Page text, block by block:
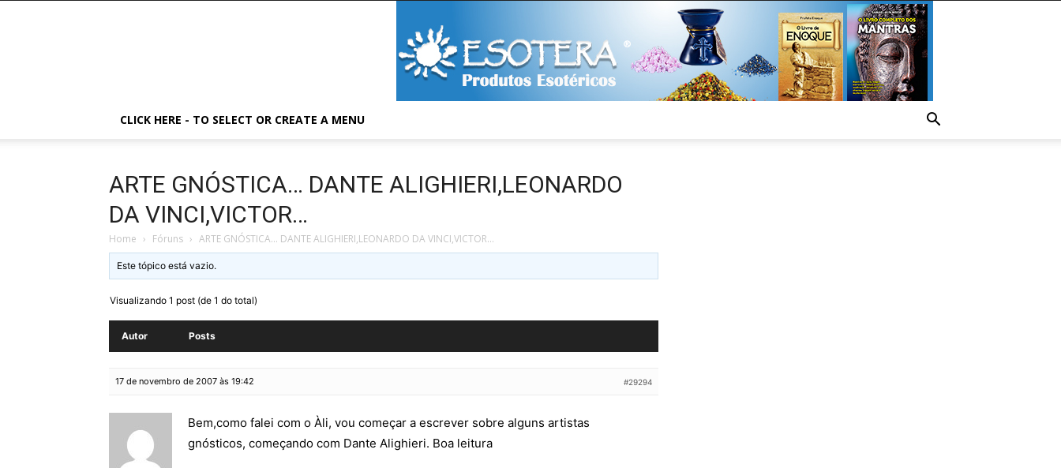
CLICK HERE - TO SELECT OR CREATE A MENU
ARTE GNÓSTICA… DANTE ALIGHIERI,LEONARDO
DA VINCI,VICTOR…
Home › Fóruns › ARTE GNÓSTICA… DANTE ALIGHIERI,LEONARDO DA VINCI,VICTOR…
Este tópico está vazio.
Visualizando 1 post (de 1 do total)
Autor Posts
17 de novembro de 2007 às 19:42 #29294
Bem,como falei com o Àli, vou começar a escrever sobre alguns artistas
gnósticos, começando com Dante Alighieri. Boa leitura